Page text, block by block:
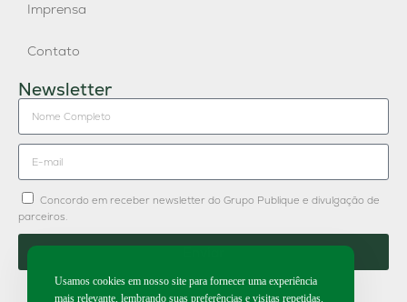
Imprensa
Contato
Newsletter
Concordo em receber newsletter do Grupo Publique e divulgação de
parceiros.
Usamos cookies em nosso site para fornecer uma experiência
mais relevante, lembrando suas preferências e visitas repetidas.